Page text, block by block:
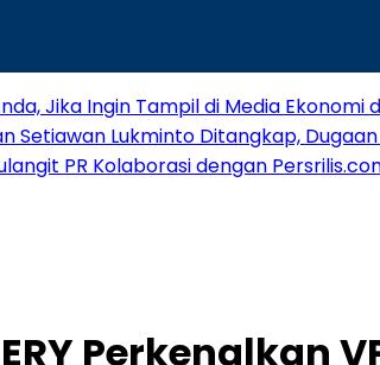
Jika Ingin Tampil di Media Ekonomi
Setiawan Lukminto Ditangkap,
PR Kolaborasi dengan
Perkenalkan